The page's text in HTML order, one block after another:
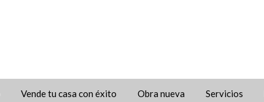
Vende tu casa con éxito Obra nueva Servicios